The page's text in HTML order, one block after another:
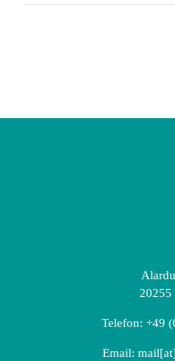
20255
Telefon: +49
Email: